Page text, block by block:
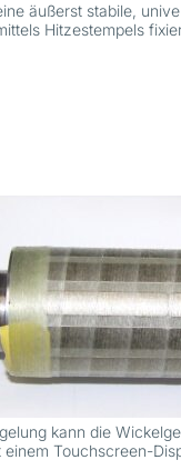
äußerst stabile,
Hitzestempels
kann die
Touchscreen-